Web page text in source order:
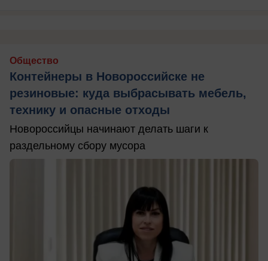
Общество
Контейнеры в Новороссийске не
резиновые: куда выбрасывать мебель,
технику и опасные отходы
Новороссийцы начинают делать шаги к
раздельному сбору мусора